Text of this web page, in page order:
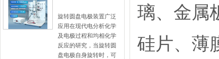
旋转圆盘电极装置广泛
应用在现代电分析化学
及电极过程和均相化学
反应的研究，当旋转圆
盘电极自身旋转时，可
璃、金属
硅片、薄